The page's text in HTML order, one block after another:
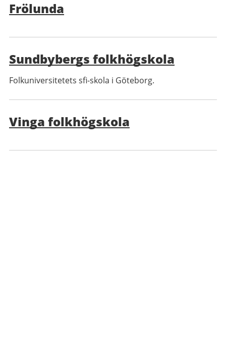
Frölunda
Sundbybergs folkhögskola
Folkuniversitetets sfi-skola i Göteborg.
Vinga folkhögskola